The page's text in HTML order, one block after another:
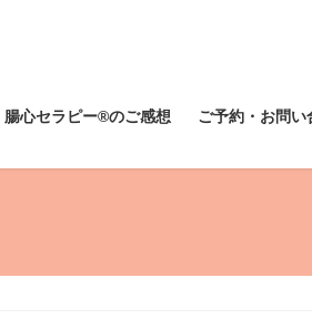
腸心セラピー®︎のご感想 ご予約・お問い